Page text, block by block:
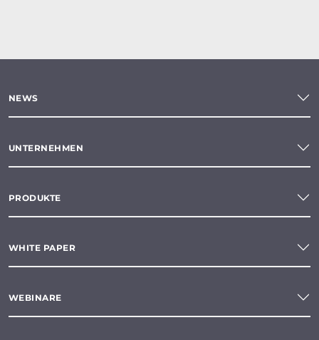
NEWS
UNTERNEHMEN
PRODUKTE
WHITE PAPER
WEBINARE